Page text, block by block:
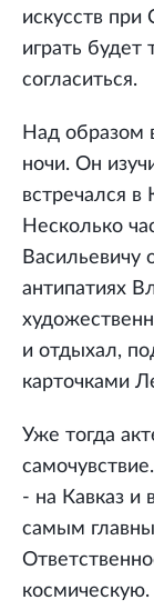
искусств
играть будет
согласиться.
Над образом
ночи. Он
встречался
Несколько
Васильевичу
антипатиях
и отдыхал,
карточками
Уже тогда
- на Кавказ и
самым